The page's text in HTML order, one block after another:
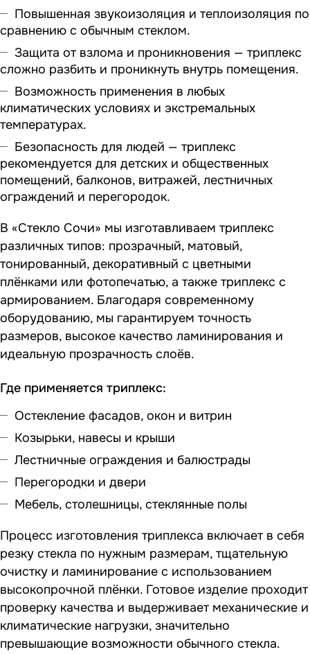
Повышенная звукоизоляция и теплоизоляция по
сравнению с обычным стеклом.
Защита от взлома и проникновения — триплекс
сложно разбить и проникнуть внутрь помещения.
Возможность применения в любых
климатических условиях и экстремальных
температурах.
Безопасность для людей — триплекс
рекомендуется для детских и общественных
помещений, балконов, витражей, лестничных
ограждений и перегородок.
В «Стекло Сочи» мы изготавливаем триплекс
различных типов: прозрачный, матовый,
тонированный, декоративный с цветными
плёнками или фотопечатью, а также триплекс с
армированием. Благодаря современному
оборудованию, мы гарантируем точность
размеров, высокое качество ламинирования и
идеальную прозрачность слоёв.
Где применяется триплекс:
Остекление фасадов, окон и витрин
Козырьки, навесы и крыши
Лестничные ограждения и балюстрады
Перегородки и двери
Мебель, столешницы, стеклянные полы
Процесс изготовления триплекса включает в себя
резку стекла по нужным размерам, тщательную
очистку и ламинирование с использованием
высокопрочной плёнки. Готовое изделие проходит
проверку качества и выдерживает механические и
климатические нагрузки, значительно
превышающие возможности обычного стекла.